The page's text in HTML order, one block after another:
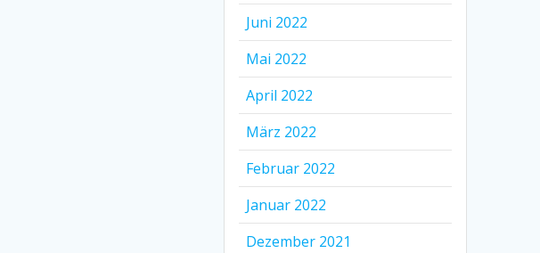
Juni 2022
Mai 2022
April 2022
März 2022
Februar 2022
Januar 2022
Dezember 2021